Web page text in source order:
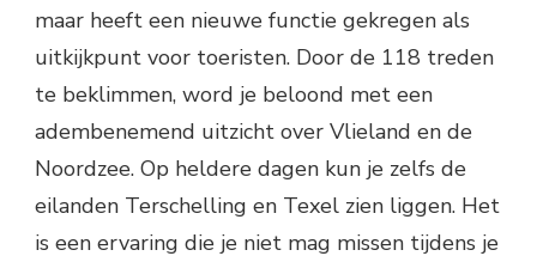
maar heeft een nieuwe functie gekregen als
uitkijkpunt voor toeristen. Door de 118 treden
te beklimmen, word je beloond met een
adembenemend uitzicht over Vlieland en de
Noordzee. Op heldere dagen kun je zelfs de
eilanden Terschelling en Texel zien liggen. Het
is een ervaring die je niet mag missen tijdens je